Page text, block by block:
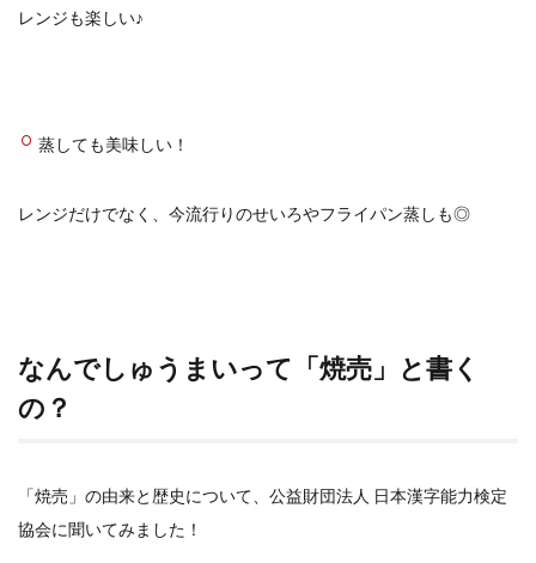
レンジも楽しい♪
蒸しても美味しい！
レンジだけでなく、今流行りのせいろやフライパン蒸しも◎
なんでしゅうまいって「焼売」と書く
の？
「焼売」の由来と歴史について、公益財団法人 日本漢字能力検定
協会に聞いてみました！